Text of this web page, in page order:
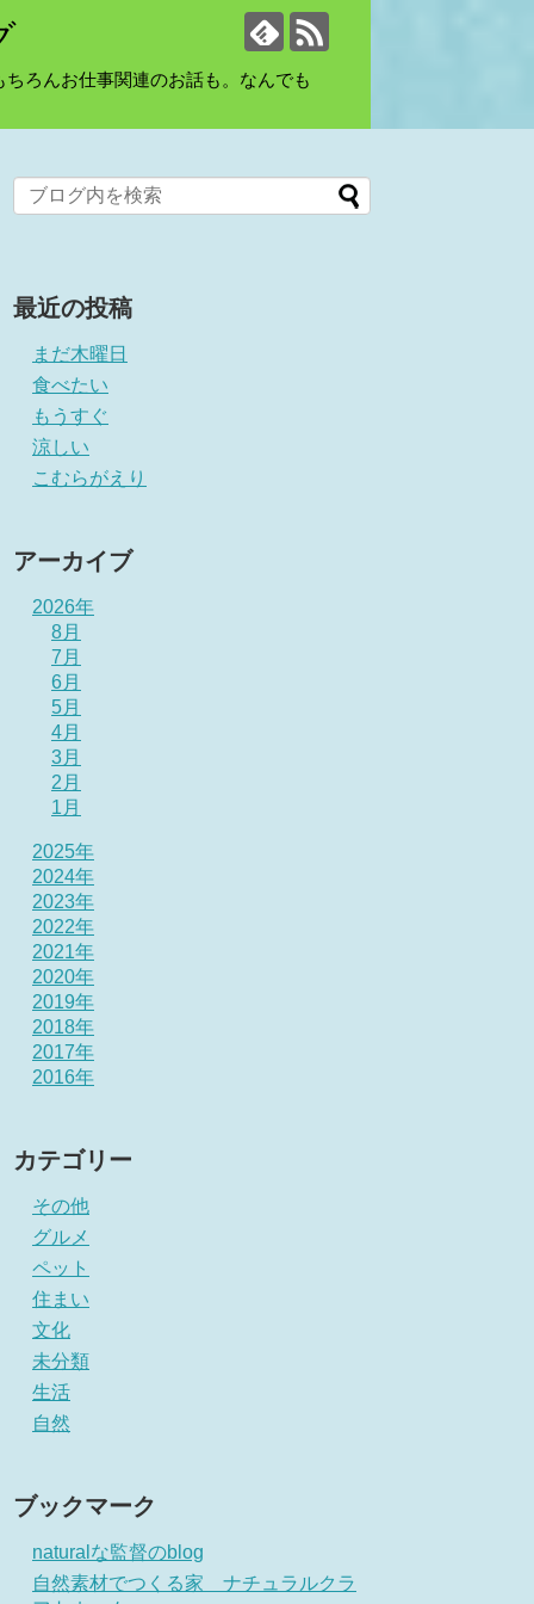
ろんお仕事関連のお話も。なんでも
最近の投稿
まだ木曜日
食べたい
もうすぐ
涼しい
こむらがえり
アーカイブ
2026年
8月
7月
6月
5月
4月
3月
2月
1月
2025年
2024年
2023年
2022年
2021年
2020年
2019年
2018年
2017年
2016年
カテゴリー
その他
グルメ
ペット
住まい
文化
未分類
生活
自然
ブックマーク
naturalな監督のblog
自然素材でつくる家 ナチュラルクラ